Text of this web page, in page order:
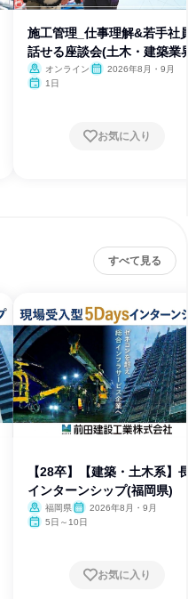
施工管理_仕事理解&若手社
話せる座談会(土木・建築業
オンライン
2026年8月・9月
1日
お気に入り
すべて見る
【28卒】【建築・土木系】
インターンシップ(福岡県)
福岡県
2026年8月・9月
5日～10日
お気に入り